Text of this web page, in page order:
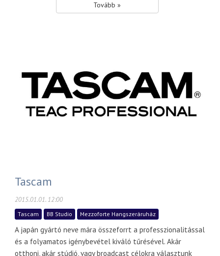
Tovább »
Tascam
2015.01.01. 12:00
Tascam BB Studio Mezzoforte Hangszeráruház
A japán gyártó neve mára összeforrt a professzionalitással
és a folyamatos igénybevétel kiváló tűrésével. Akár
otthoni, akár stúdió, vagy broadcast célokra választunk